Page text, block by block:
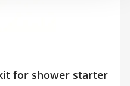
for shower starter